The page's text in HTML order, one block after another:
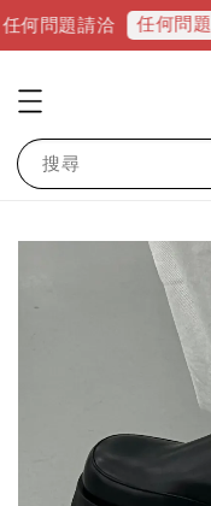
請洽 任何問題請點我
搜尋